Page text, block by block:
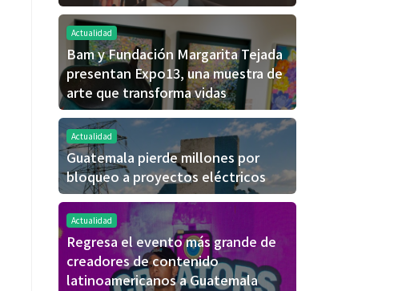
Actualidad
Bam y Fundación Margarita Tejada
presentan Expo13, una muestra de
arte que transforma vidas
Actualidad
Guatemala pierde millones por
bloqueo a proyectos eléctricos
Actualidad
Regresa el evento más grande de
creadores de contenido
latinoamericanos a Guatemala